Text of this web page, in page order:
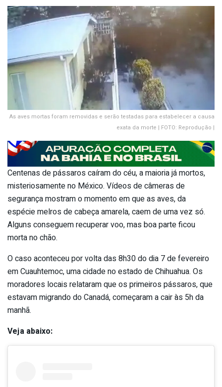
As aves mortas foram removidas e serão testadas para estabelecer a causa
exata da morte | FOTO: Reprodução |
Centenas de pássaros caíram do céu, a maioria já mortos,
misteriosamente no México. Vídeos de câmeras de
segurança mostram o momento em que as aves, da
espécie melros de cabeça amarela, caem de uma vez só.
Alguns conseguem recuperar voo, mas boa parte ficou
morta no chão.
O caso aconteceu por volta das 8h30 do dia 7 de fevereiro
em Cuauhtemoc, uma cidade no estado de Chihuahua. Os
moradores locais relataram que os primeiros pássaros, que
estavam migrando do Canadá, começaram a cair às 5h da
manhã.
Veja abaixo: